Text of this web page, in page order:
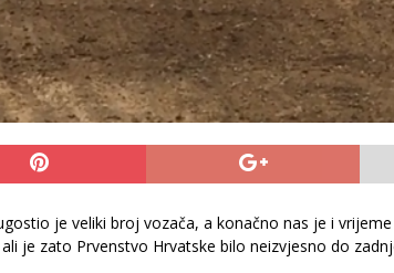
je veliki broj vozača, a konačno nas je i
je zato Prvenstvo Hrvatske bilo neizvjesno do